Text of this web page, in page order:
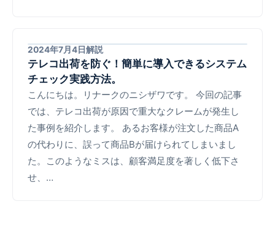
2024年7月4日解説
テレコ出荷を防ぐ！簡単に導入できるシステム
チェック実践方法。
こんにちは。リナークのニシザワです。 今回の記事
では、テレコ出荷が原因で重大なクレームが発生し
た事例を紹介します。 あるお客様が注文した商品A
の代わりに、誤って商品Bが届けられてしまいまし
た。このようなミスは、顧客満足度を著しく低下さ
せ、…